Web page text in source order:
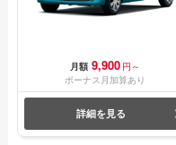
月額 9,900 円～
ボーナス月加算あり
詳細を見る